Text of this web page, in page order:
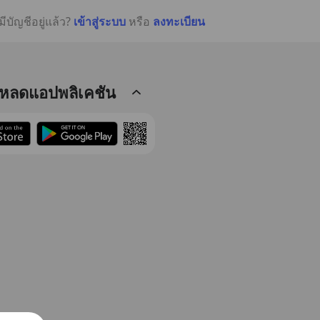
มีบัญชีอยู่แล้ว? เข้าสู่ระบบ หรือ ลงทะเบียน
ลดแอปพลิเคชัน